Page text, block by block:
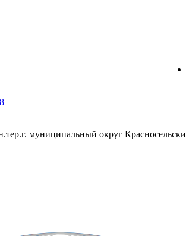
муниципальный округ